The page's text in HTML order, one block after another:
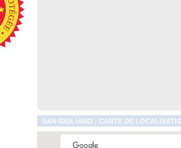
SAN-GIULIANO : CARTE DE